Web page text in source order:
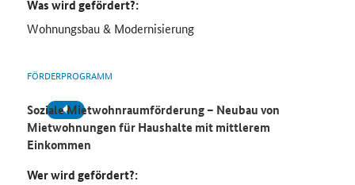
Was wird gefördert?:
Wohnungsbau & Modernisierung
FÖRDERPROGRAMM
Soziale Mietwohnraumförderung – Neubau von
Mietwohnungen für Haushalte mit mittlerem
Einkommen
Wer wird gefördert?: